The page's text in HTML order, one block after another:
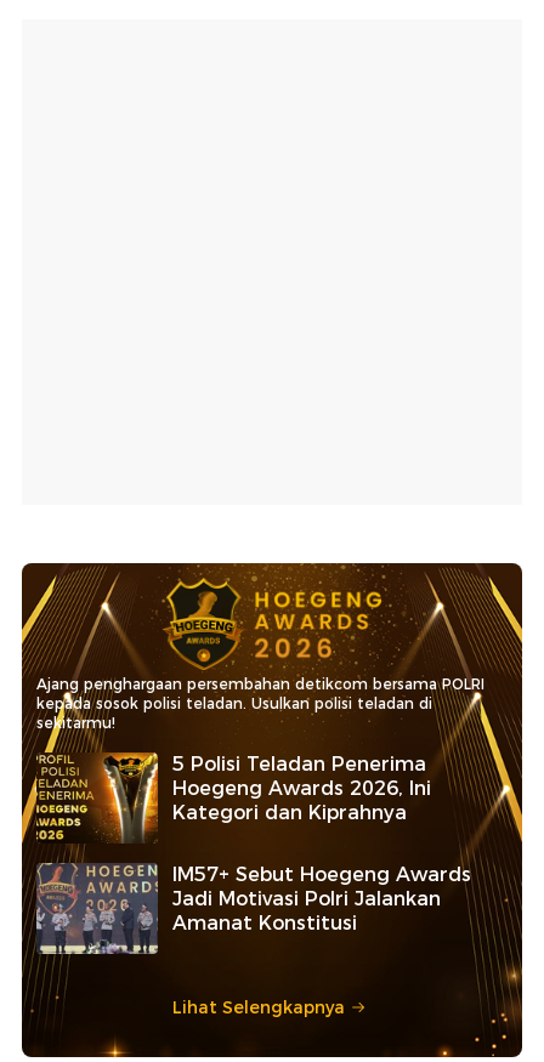
Ajang penghargaan persembahan detikcom bersama POLRI
kepada sosok polisi teladan. Usulkan polisi teladan di
sekitarmu!
5 Polisi Teladan Penerima
Hoegeng Awards 2026, Ini
Kategori dan Kiprahnya
IM57+ Sebut Hoegeng Awards
Jadi Motivasi Polri Jalankan
Amanat Konstitusi
Lihat Selengkapnya